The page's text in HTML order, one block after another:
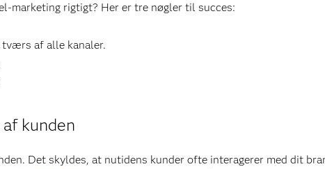
marketing rigtigt? Her er tre nøgler til succes:
af alle kanaler.
kunden
Det skyldes, at nutidens kunder ofte interagerer med dit